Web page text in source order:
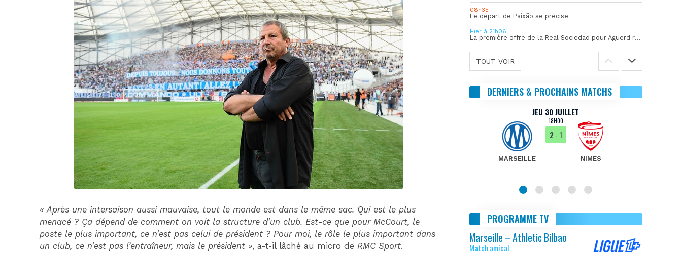
« Après une intersaison aussi mauvaise, tout le monde est dans le même sac. Qui est le plus
menacé ? Ça dépend de comment on voit la structure d’un club. Est-ce que pour McCourt, le
poste le plus important, ce n’est pas celui de président ? Pour moi, le rôle le plus important dans
un club, ce n’est pas l’entraîneur, mais le président », a-t-il lâché au micro de RMC Sport.
08h35
Le départ de Paixão se précise
Hier à 21h06
La première offre de la Real Sociedad pour Aguerd refusée par l’OM
TOUT VOIR
DERNIERS & PROCHAINS MATCHS
DIM 30 AOÛT
20H45
MONACO MARSEILLE
JEU 30 JUILLET
18H00
MARSEILLE
2- 1
NIMES
PROGRAMME TV
Marseille – Athletic Bilbao
Match amical